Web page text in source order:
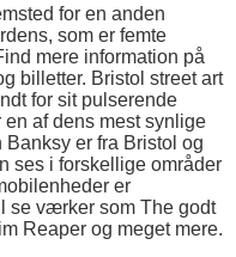
for en anden
som er femte
mere information på
billetter. Bristol street art
for sit pulserende
en af dens mest synlige
Banksy er fra Bristol og
ses i forskellige områder
er
se værker som The godt
Reaper og meget mere.